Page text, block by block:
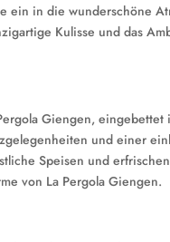
ein in die wunderschöne
Kulisse und das
Giengen,
und einer
Speisen und
von La Pergola Giengen.